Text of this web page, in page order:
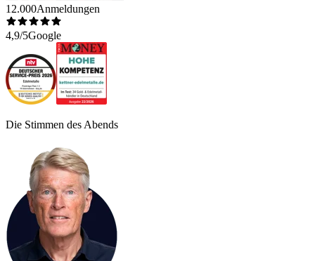
12.000Anmeldungen
4,9/5Google
Die Stimmen des Abends